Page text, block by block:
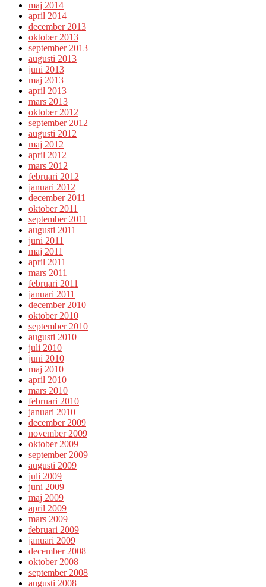
maj 2014
april 2014
december 2013
oktober 2013
september 2013
augusti 2013
juni 2013
maj 2013
april 2013
mars 2013
oktober 2012
september 2012
augusti 2012
maj 2012
april 2012
mars 2012
februari 2012
januari 2012
december 2011
oktober 2011
september 2011
augusti 2011
juni 2011
maj 2011
april 2011
mars 2011
februari 2011
januari 2011
december 2010
oktober 2010
september 2010
augusti 2010
juli 2010
juni 2010
maj 2010
april 2010
mars 2010
februari 2010
januari 2010
december 2009
november 2009
oktober 2009
september 2009
augusti 2009
juli 2009
juni 2009
maj 2009
april 2009
mars 2009
februari 2009
januari 2009
december 2008
oktober 2008
september 2008
augusti 2008